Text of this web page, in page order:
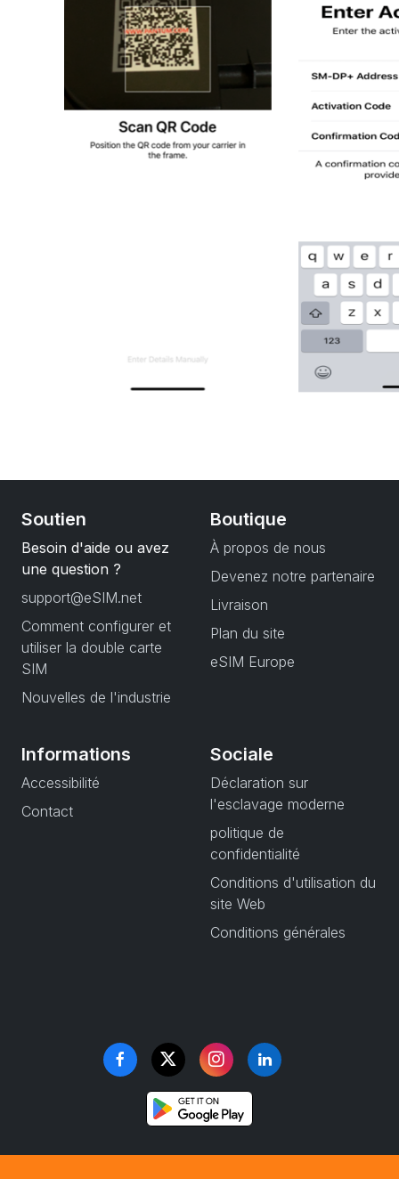
Soutien
Besoin d'aide ou avez
une question ?
support@eSIM.net
Comment configurer et
utiliser la double carte
SIM
Nouvelles de l'industrie
Boutique
À propos de nous
Devenez notre partenaire
Livraison
Plan du site
eSIM Europe
Informations
Accessibilité
Contact
Sociale
Déclaration sur
l'esclavage moderne
politique de
confidentialité
Conditions d'utilisation du
site Web
Conditions générales